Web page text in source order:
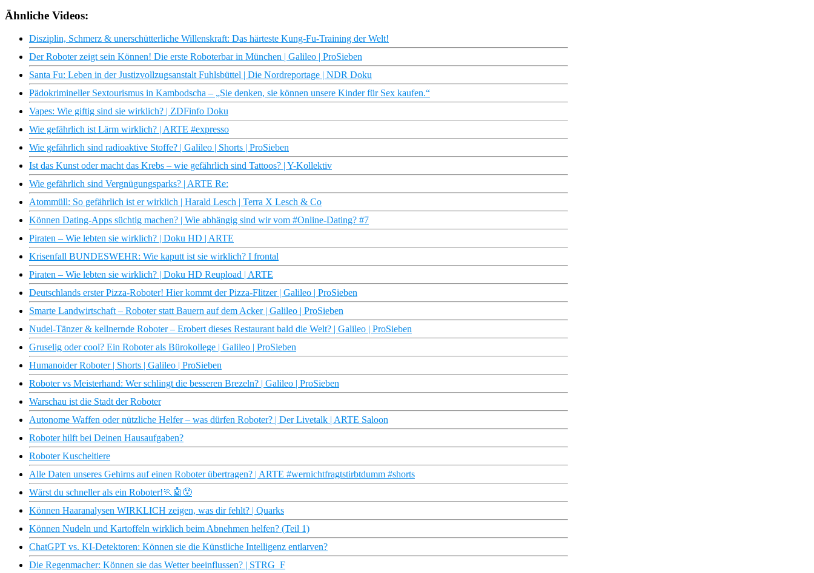
Ähnliche Videos:
Disziplin, Schmerz & unerschütterliche Willenskraft: Das härteste Kung-Fu-Training der Welt!
Der Roboter zeigt sein Können! Die erste Roboterbar in München | Galileo | ProSieben
Santa Fu: Leben in der Justizvollzugsanstalt Fuhlsbüttel | Die Nordreportage | NDR Doku
Pädokrimineller Sextourismus in Kambodscha – „Sie denken, sie können unsere Kinder für Sex kaufen.“
Vapes: Wie giftig sind sie wirklich? | ZDFinfo Doku
Wie gefährlich ist Lärm wirklich? | ARTE #expresso
Wie gefährlich sind radioaktive Stoffe? | Galileo | Shorts | ProSieben
Ist das Kunst oder macht das Krebs – wie gefährlich sind Tattoos? | Y-Kollektiv
Wie gefährlich sind Vergnügungsparks? | ARTE Re:
Atommüll: So gefährlich ist er wirklich | Harald Lesch | Terra X Lesch & Co
Können Dating-Apps süchtig machen? | Wie abhängig sind wir vom #Online-Dating? #7
Piraten – Wie lebten sie wirklich? | Doku HD | ARTE
Krisenfall BUNDESWEHR: Wie kaputt ist sie wirklich? I frontal
Piraten – Wie lebten sie wirklich? | Doku HD Reupload | ARTE
Deutschlands erster Pizza-Roboter! Hier kommt der Pizza-Flitzer | Galileo | ProSieben
Smarte Landwirtschaft – Roboter statt Bauern auf dem Acker | Galileo | ProSieben
Nudel-Tänzer & kellnernde Roboter – Erobert dieses Restaurant bald die Welt? | Galileo | ProSieben
Gruselig oder cool? Ein Roboter als Bürokollege | Galileo | ProSieben
Humanoider Roboter | Shorts | Galileo | ProSieben
Roboter vs Meisterhand: Wer schlingt die besseren Brezeln? | Galileo | ProSieben
Warschau ist die Stadt der Roboter
Autonome Waffen oder nützliche Helfer – was dürfen Roboter? | Der Livetalk | ARTE Saloon
Roboter hilft bei Deinen Hausaufgaben?
Roboter Kuscheltiere
Alle Daten unseres Gehirns auf einen Roboter übertragen? | ARTE #wernichtfragtstirbtdumm #shorts
Wärst du schneller als ein Roboter!🏃🤖😯
Können Haaranalysen WIRKLICH zeigen, was dir fehlt? | Quarks
Können Nudeln und Kartoffeln wirklich beim Abnehmen helfen? (Teil 1)
ChatGPT vs. KI-Detektoren: Können sie die Künstliche Intelligenz entlarven?
Die Regenmacher: Können sie das Wetter beeinflussen? | STRG_F